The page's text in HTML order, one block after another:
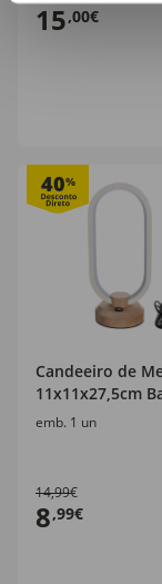
15,00€
40%
Candeeiro de
11x11x27,5cm
emb. 1 un
14,99€
8,99€